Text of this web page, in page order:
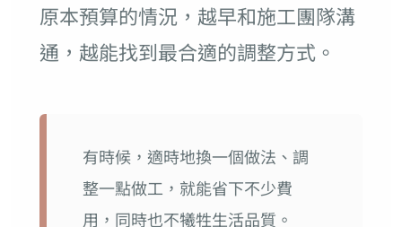
原本預算的情況，越早和施工團隊溝
通，越能找到最合適的調整方式。
有時候，適時地換一個做法、調
整一點做工，就能省下不少費
用，同時也不犧牲生活品質。